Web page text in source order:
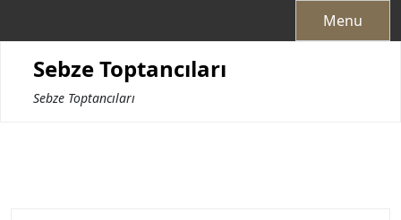
Menu
Sebze Toptancıları
Sebze Toptancıları